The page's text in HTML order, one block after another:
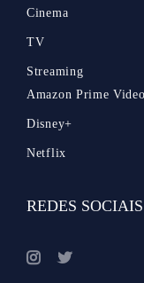
Cinema
TV
Streaming
Amazon Prime Video
Disney+
Netflix
REDES SOCIAIS